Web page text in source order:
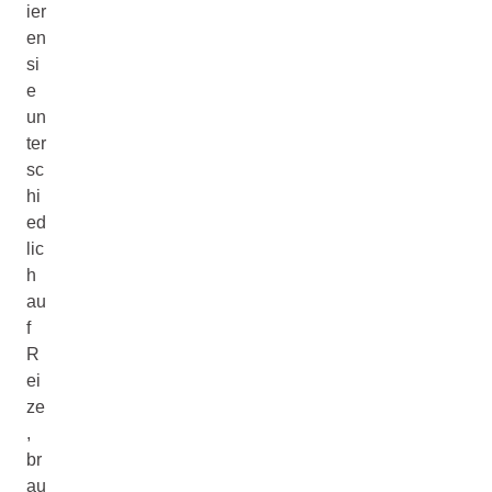
ier
en
si
e
un
ter
sc
hi
ed
lic
h
au
f
R
ei
ze
,
br
au